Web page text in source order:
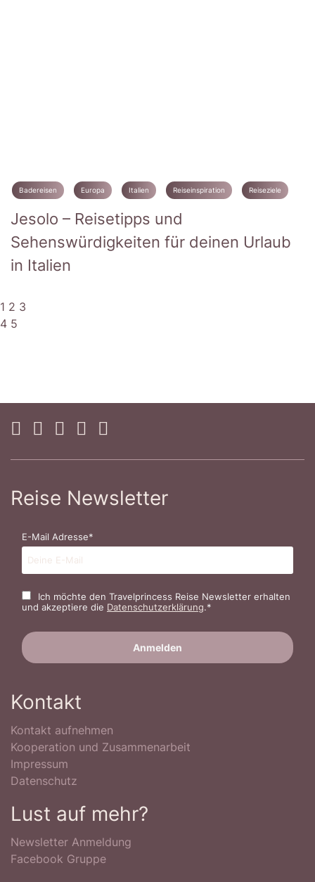
Badereisen Europa Italien Reiseinspiration Reiseziele
Jesolo – Reisetipps und
Sehenswürdigkeiten für deinen Urlaub
in Italien
1 2 3
4 5
Reise Newsletter
E-Mail Adresse*
Ich möchte den Travelprincess Reise Newsletter erhalten
und akzeptiere die Datenschutzerklärung.*
Kontakt
Kontakt aufnehmen
Kooperation und Zusammenarbeit
Impressum
Datenschutz
Lust auf mehr?
Newsletter Anmeldung
Facebook Gruppe